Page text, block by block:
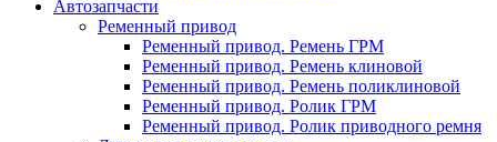
Автозапчасти
Ременный привод
Ременный привод. Ремень ГРМ
Ременный привод. Ремень клиновой
Ременный привод. Ремень поликлиновой
Ременный привод. Ролик ГРМ
Ременный привод. Ролик приводного ремня